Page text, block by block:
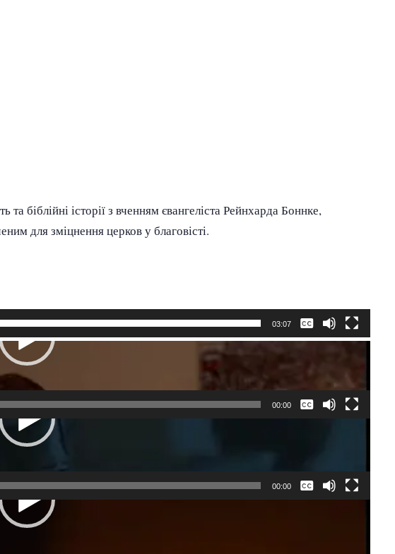
біблійні історії з вченням євангеліста Рейнхарда Боннке,
для зміцнення церков у благовісті.
03:07
Немає
00:00
Немає
(China)
00:00
Немає